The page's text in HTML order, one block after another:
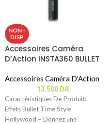
NON -
DISP
Accessoires Caméra
D’Action INSTA360 BULLET
Pour Insta360 X Series
Caméras (CCINGBTH/B)
Accessoires Caméra D'Action
13.500DA
Caractéristiques De Produit:
Effets Bullet Time Style
Hollywood – Donnez une